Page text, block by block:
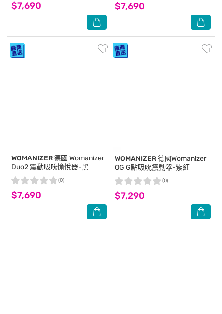
$7,690 $7,690
WOMANIZER德國 Womanizer
Duo2 震動吸吮愉悅器-黑
$7,690
(0)
WOMANIZER德國Womanizer
OG G點吸吮震動器-紫紅
$7,290
(0)